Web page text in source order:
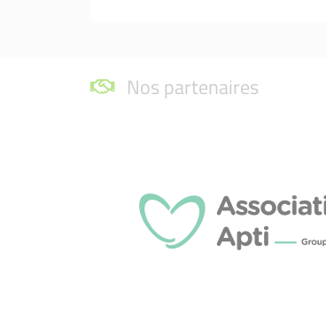
Nos partenaires